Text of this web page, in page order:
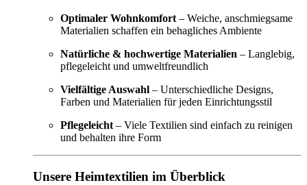
Optimaler Wohnkomfort – Weiche, anschmiegsame
Materialien schaffen ein behagliches Ambiente
Natürliche & hochwertige Materialien – Langlebig,
pflegeleicht und umweltfreundlich
Vielfältige Auswahl – Unterschiedliche Designs,
Farben und Materialien für jeden Einrichtungsstil
Pflegeleicht – Viele Textilien sind einfach zu reinigen
und behalten ihre Form
Unsere Heimtextilien im Überblick